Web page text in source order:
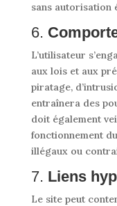
sans autorisation
6.
L’utilisateur
aux lois et aux
piratage,
entraînera des
doit également
fonctionnement
illégaux ou
7. Liens
Le site peut